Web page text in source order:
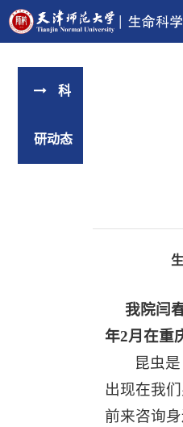
科
研动态
我院闫春
年2月在重
昆虫
出现在我
前来咨询